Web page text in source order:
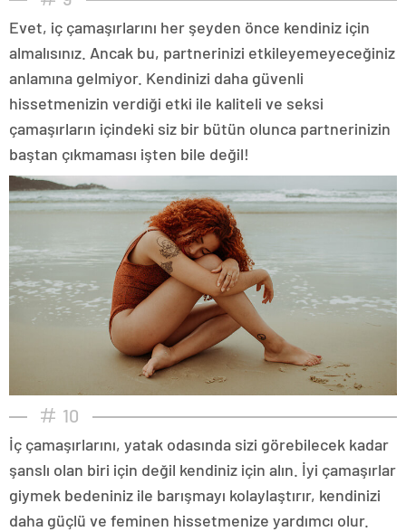
Evet, iç çamaşırlarını her şeyden önce kendiniz için
almalısınız. Ancak bu, partnerinizi etkileyemeyeceğiniz
anlamına gelmiyor. Kendinizi daha güvenli
hissetmenizin verdiği etki ile kaliteli ve seksi
çamaşırların içindeki siz bir bütün olunca partnerinizin
baştan çıkmaması işten bile değil!
10
İç çamaşırlarını, yatak odasında sizi görebilecek kadar
şanslı olan biri için değil kendiniz için alın. İyi çamaşırlar
giymek bedeniniz ile barışmayı kolaylaştırır, kendinizi
daha güçlü ve feminen hissetmenize yardımcı olur.